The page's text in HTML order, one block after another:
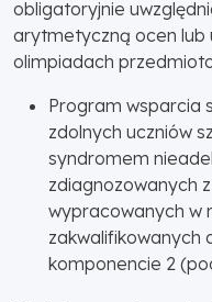
obligatoryjnie
arytmetyczną ocen lub
olimpiadach
Program wsparcia
zdolnych uczniów
syndromem
zdiagnozowanych
wypracowanych w
zakwalifikowanych
komponencie 2